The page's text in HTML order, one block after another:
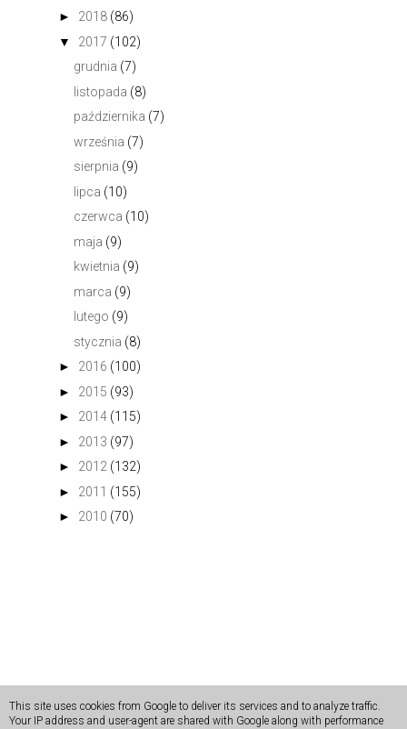
► 2018 (86)
▼
2017 (102)
grudnia (7)
listopada (8)
października (7)
września (7)
sierpnia (9)
lipca (10)
czerwca (10)
maja (9)
kwietnia (9)
marca (9)
lutego (9)
stycznia (8)
► 2016 (100)
► 2015 (93)
► 2014 (115)
► 2013 (97)
► 2012 (132)
► 2011 (155)
► 2010 (70)
Copyright 2022 DaisyLine . Kopiowanie i rozpowszechnianie
This site uses cookies from Google to deliver its services and to analyze traffic.
Your IP address and user-agent are shared with Google along with performance